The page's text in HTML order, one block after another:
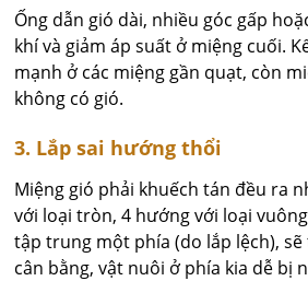
Ống dẫn gió dài, nhiều góc gấp
khí và giảm áp suất ở miệng cuối.
mạnh ở các miệng gần quạt, còn
không có gió.
3. Lắp sai hướng thổi
Miệng gió phải khuếch tán đều ra
với loại tròn, 4 hướng với loại
tập trung một phía (do lắp lệch),
cân bằng, vật nuôi ở phía kia dễ bị